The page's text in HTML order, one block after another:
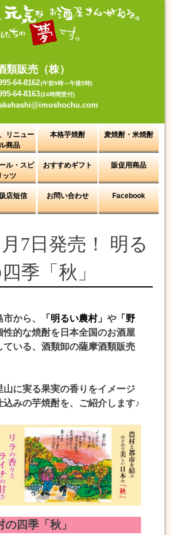
類販売（株）
64-8162(午前9時～午後5時)
64-8163(24時間受付)
リニュー
商品
本格芋焼酎 麦焼酎・米焼酎
ル・スピ
ッツ
おすすめギフト 販促用商品
店短信 お問い合わせ Facebook
7日発売！ 明る
季「秋」
から、 「明るい農村」や 「野
性的な焼酎を日本全国のお酒屋
ている、酒類卸の薩摩酒類販売
山に実る果実の香りをイメージ
込みの芋焼酎を、ご紹介します♪
四季「秋」